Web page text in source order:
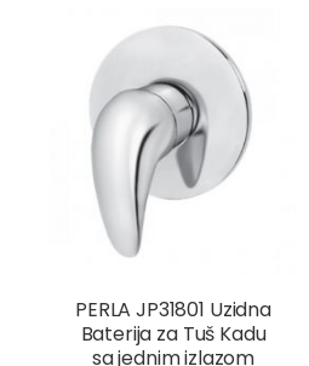
PERLA JP31801 Uzidna
Baterija za Tuš Kadu
sa jednim izlazom